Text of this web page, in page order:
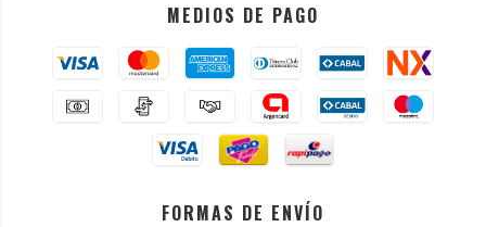
MEDIOS DE PAGO
FORMAS DE ENVÍO